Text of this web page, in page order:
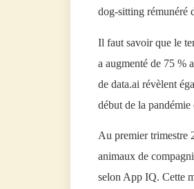
dog-sitting rémunéré
Il faut savoir que le
a augmenté de 75 %
de data.ai révèlent
début de la
Au premier trimestre
animaux de
selon App IQ. Cette